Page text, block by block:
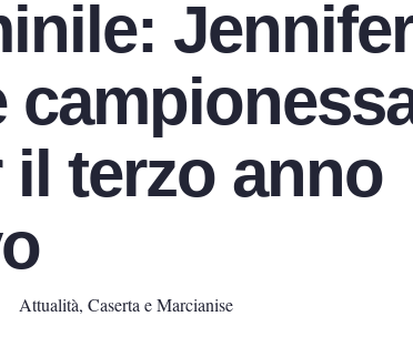
Jennifer
il terzo anno
Attualità, Caserta e Marcianise